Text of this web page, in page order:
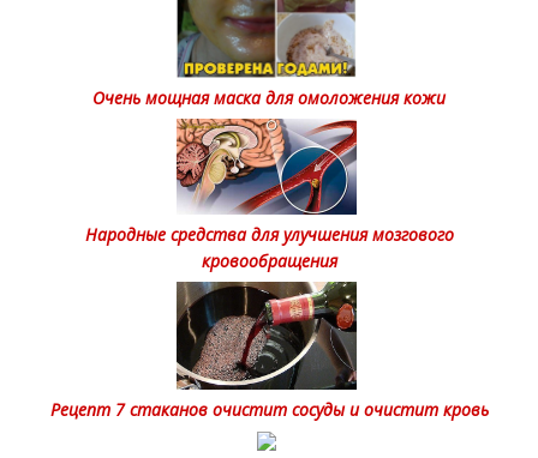
Очень мощная маска для омоложения кожи
Народные средства для улучшения мозгового
кровообращения
Рецепт 7 стаканов очистит сосуды и очистит кровь